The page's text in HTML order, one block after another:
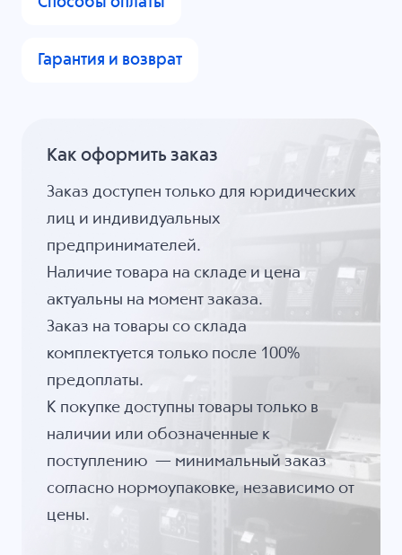
Гарантия и возврат
Как оформить заказ
Заказ доступен только для юридических
лиц и индивидуальных
предпринимателей.
Наличие товара на складе и цена
актуальны на момент заказа.
Заказ на товары со склада
комплектуется только после 100%
предоплаты.
К покупке доступны товары только в
наличии или обозначенные к
поступлению — минимальный заказ
согласно нормоупаковке, независимо от
цены.